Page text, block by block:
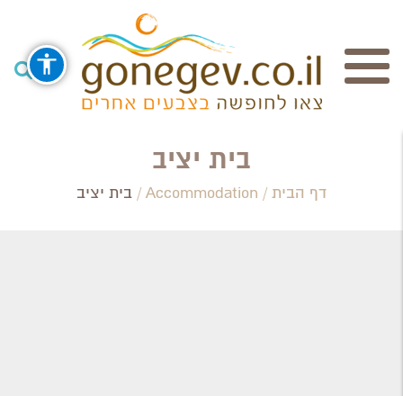
חיפוש
Search Category / Business
בית יציב
דף הבית /
Accommodation
/ בית יציב